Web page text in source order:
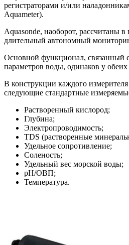
регистраторами и/или
Aquameter).
Aquasonde, наоборот, рассчитаны в
длительный автономный
Основной функционал, связанный
параметров воды, одинаков у обеих
В конструкции каждого
следующие стандартные
Растворенный кислород;
Глубина;
Электропроводимость;
TDS (растворенные
Удельное сопротивление;
Соленость;
Удельный вес морской воды;
pH/ОВП;
Температура.